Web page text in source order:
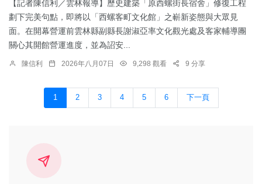
【記者陳信利／雲林報導】歷史建築「原西螺街長宿舍」修復工程
劃下完美句點，即將以「西螺客町文化館」之嶄新姿態與大眾見
面。在開幕營運前雲林縣副縣長謝淑亞率文化觀光處及客家輔導團
關心其開館營運進度，並為詔安...
陳信利 2026年八月07日 9,298 觀看 9 分享
1 2 3 4 5 6 下一頁